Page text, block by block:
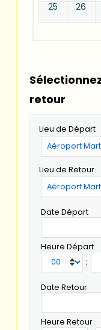
25
26
retour
Lieu de Départ
Lieu de Retour
Date Départ
Heure Départ
:
Date Retour
Heure Retour